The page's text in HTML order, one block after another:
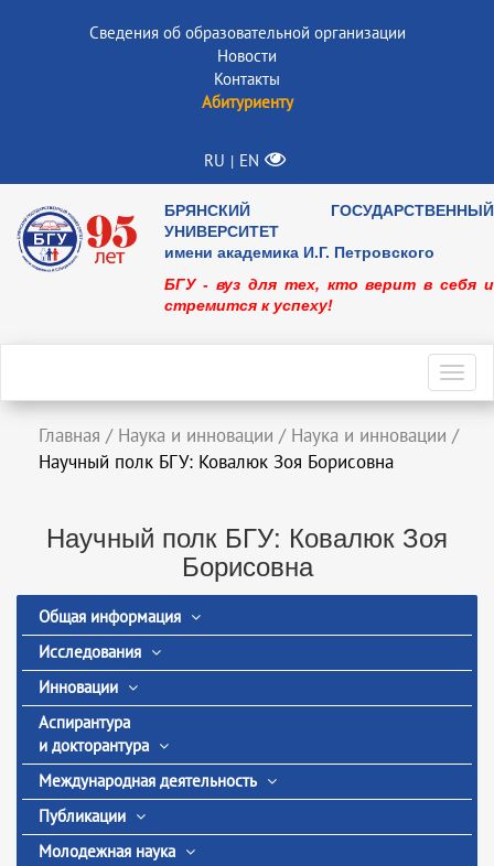
Сведения об образовательной организации
Новости
Контакты
Абитуриенту
RU | EN
БРЯНСКИЙ ГОСУДАРСТВЕННЫЙ
УНИВЕРСИТЕТ
имени академика И.Г. Петровского
БГУ - вуз для тех, кто верит в себя и
стремится к успеху!
Главная / Наука и инновации / Наука и инновации /
Научный полк БГУ: Ковалюк Зоя Борисовна
Научный полк БГУ: Ковалюк Зоя
Борисовна
Общая информация
Исследования
Инновации
Аспирантура
и докторантура
Международная деятельность
Публикации
Молодежная наука